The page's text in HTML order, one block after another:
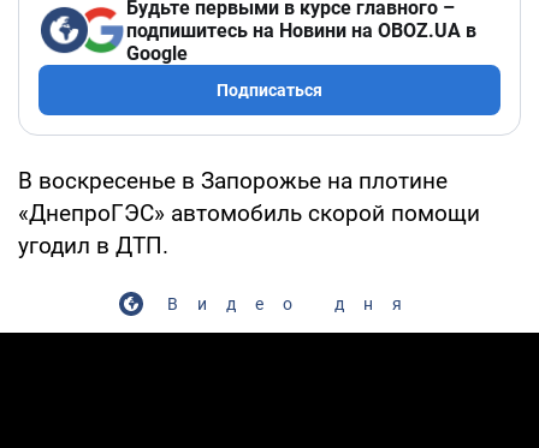
Будьте первыми в курсе главного –
подпишитесь на Новини на OBOZ.UA в
Google
Подписаться
В воскресенье в Запорожье на плотине
«ДнепроГЭС» автомобиль скорой помощи
угодил в ДТП.
Видео дня